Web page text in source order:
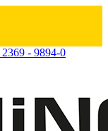
- 9894-0